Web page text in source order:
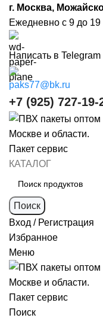
г. Москва,
Ежедневно с 9 до
Написать в Telegram
paks77@bk.ru
+7 (925) 727-19-
КАТАЛОГ
Поиск
Вход / Регистрация
Избранное
Меню
Поиск